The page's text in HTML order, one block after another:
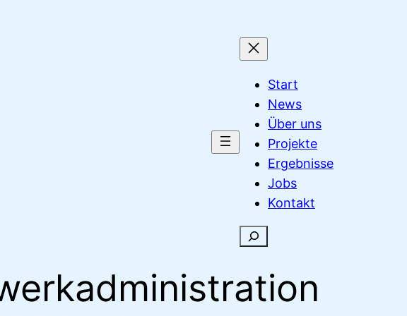
Start
News
Über uns
Projekte
Ergebnisse
Jobs
Kontakt
Suchen